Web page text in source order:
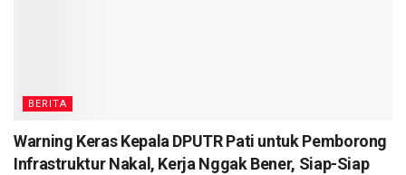
BERITA
Warning Keras Kepala DPUTR Pati untuk Pemborong
Infrastruktur Nakal, Kerja Nggak Bener, Siap-Siap